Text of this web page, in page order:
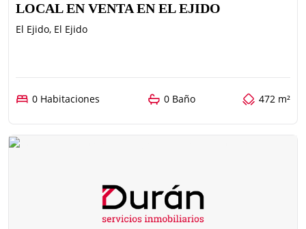
LOCAL EN VENTA EN EL EJIDO
El Ejido, El Ejido
0 Habitaciones 0 Baño 472 m²